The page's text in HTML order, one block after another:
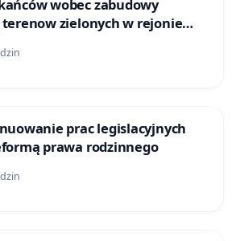
wobec zabudowy
zielonych w rejonie
w Bielsku-Białej
prac legislacyjnych
prawa rodzinnego